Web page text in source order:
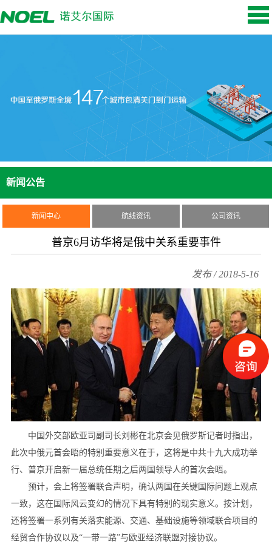
新闻公告
新闻中心 航线资讯 公司资讯
普京6月访华将是俄中关系重要事件
发布 / 2018-5-16
中国外交部欧亚司副司长刘彬在北京会见俄罗斯记者时指出，
此次中俄元首会晤的特别重要意义在于，这将是中共十九大成功举
行、普京开启新一届总统任期之后两国领导人的首次会晤。
预计，会上将签署联合声明，确认两国在关键国际问题上观点
一致，这在国际风云变幻的情况下具有特别的现实意义。按计划，
还将签署一系列有关落实能源、交通、基础设施等领域联合项目的
经贸合作协议以及“一带一路”与欧亚经济联盟对接协议。